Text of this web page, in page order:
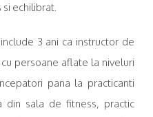
echilibrat.
3 ani ca instructor de
persoane aflate la niveluri
pana la practicanti
din sala de fitness, practic